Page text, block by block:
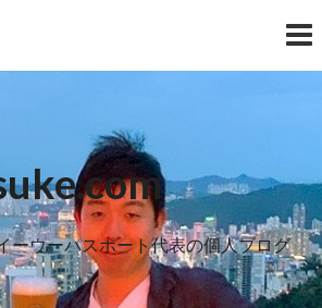
ーウーパスポート代表の個人ブログ